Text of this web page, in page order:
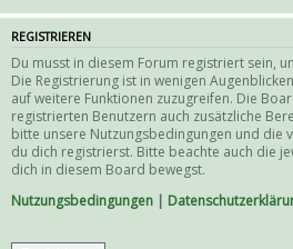
REGISTRIEREN
Du musst in diesem Forum registriert sein,
Die Registrierung ist in wenigen
auf weitere Funktionen zuzugreifen. Die
registrierten Benutzern auch zusätzliche
bitte unsere Nutzungsbedingungen und die
du dich registrierst. Bitte beachte auch die
dich in diesem Board bewegst.
Nutzungsbedingungen |